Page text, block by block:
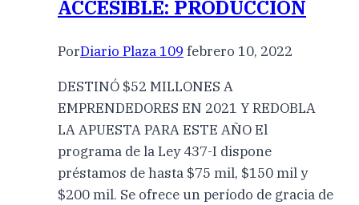
ACCESIBLE: PRODUCCIÓN
PorDiario Plaza 109 febrero 10, 2022
DESTINÓ $52 MILLONES A
EMPRENDEDORES EN 2021 Y REDOBLA
LA APUESTA PARA ESTE AÑO El
programa de la Ley 437-I dispone
préstamos de hasta $75 mil, $150 mil y
$200 mil. Se ofrece un período de gracia de